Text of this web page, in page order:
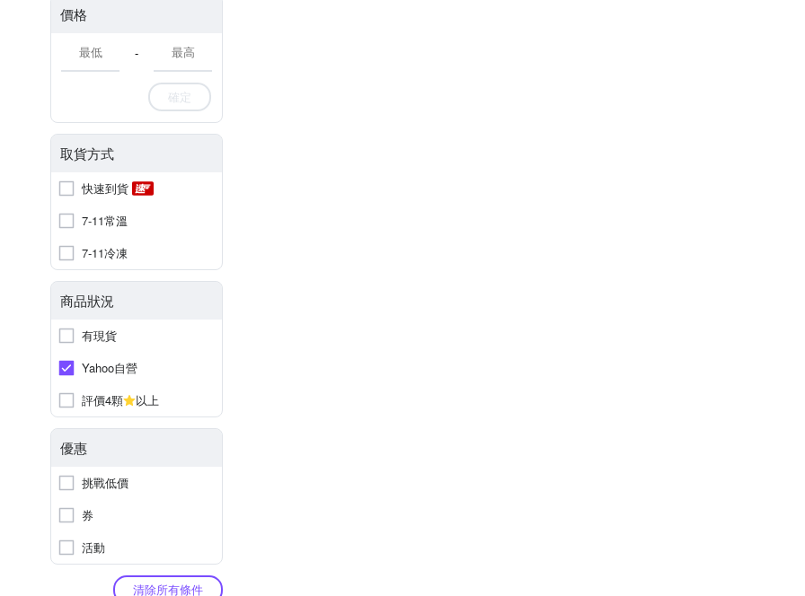
價格
-
確定
取貨方式
快速到貨
7-11常溫
7-11冷凍
商品狀況
有現貨
Yahoo自營
評價4顆
以上
優惠
挑戰低價
券
活動
清除所有條件